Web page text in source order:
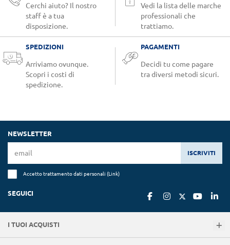
Cerchi aiuto? Il nostro
staff è a tua
disposizione.
Vedi la lista delle marche
professionali che
trattiamo.
SPEDIZIONI
Arriviamo ovunque.
Scopri i costi di
spedizione.
PAGAMENTI
Decidi tu come pagare
tra diversi metodi sicuri.
NEWSLETTER
ISCRIVITI
Accetto trattamento dati personali (Link)
SEGUICI
I TUOI ACQUISTI